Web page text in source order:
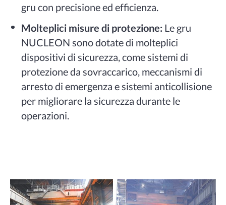
gru con precisione ed efficienza.
Molteplici misure di protezione: Le gru
NUCLEON sono dotate di molteplici
dispositivi di sicurezza, come sistemi di
protezione da sovraccarico, meccanismi di
arresto di emergenza e sistemi anticollisione
per migliorare la sicurezza durante le
operazioni.